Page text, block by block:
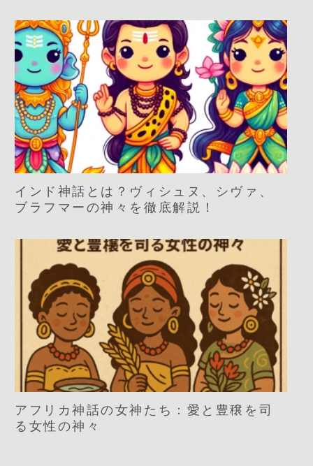
インド神話とは？ヴィシュヌ、シヴァ、
ブラフマーの神々を徹底解説！
アフリカ神話の女神たち：愛と豊穣を司
る女性の神々